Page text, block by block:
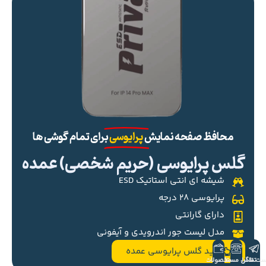
محافظ صفحه نمایشپرایوسیبرای تمام گوشی ها
گلس پرایوسی (حریم شخصی) عمده
شیشه ای انتی استاتیک ESD
پرایوسی ۲۸ درجه
دارای گارانتی
مدل لیست جور اندرویدی و آیفونی
خرید گلس پرایوسی عمده
تلگرام
تماس مستقیم
محصولات